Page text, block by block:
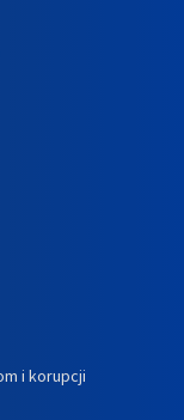
i korupcji